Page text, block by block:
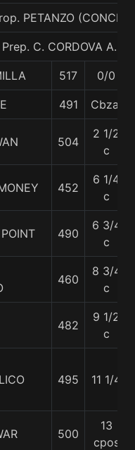
PETANZO (CONCE)
Prep. C. CORDOVA A.
517 0/0
491 Cbza.
504
2 1/2
c
452
6 1/4
c
490
6 3/4
c
460
8 3/4
c
482
9 1/2
c
495 11 1/4
500
13
cpos